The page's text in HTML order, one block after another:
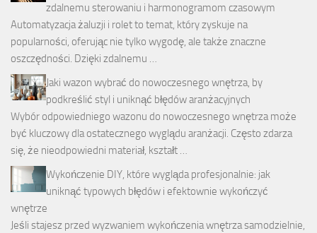
zdalnemu sterowaniu i harmonogramom czasowym
Automatyzacja żaluzji i rolet to temat, który zyskuje na
popularności, oferując nie tylko wygodę, ale także znaczne
oszczędności. Dzięki zdalnemu …
Jaki wazon wybrać do nowoczesnego wnętrza, by
podkreślić styl i uniknąć błędów aranżacyjnych
Wybór odpowiedniego wazonu do nowoczesnego wnętrza może
być kluczowy dla ostatecznego wyglądu aranżacji. Często zdarza
się, że nieodpowiedni materiał, kształt …
Wykończenie DIY, które wygląda profesjonalnie: jak
uniknąć typowych błędów i efektownie wykończyć
wnętrze
Jeśli stajesz przed wyzwaniem wykończenia wnętrza samodzielnie,